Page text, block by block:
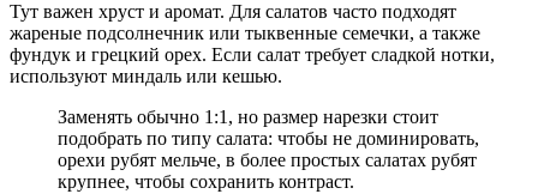
Тут важен хруст и аромат. Для салатов часто подходят
жареные подсолнечник или тыквенные семечки, а также
фундук и грецкий орех. Если салат требует сладкой нотки,
используют миндаль или кешью.
Заменять обычно 1:1, но размер нарезки стоит
подобрать по типу салата: чтобы не доминировать,
орехи рубят мельче, в более простых салатах рубят
крупнее, чтобы сохранить контраст.